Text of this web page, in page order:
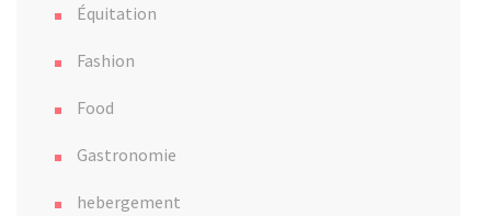
Équitation
Fashion
Food
Gastronomie
hebergement